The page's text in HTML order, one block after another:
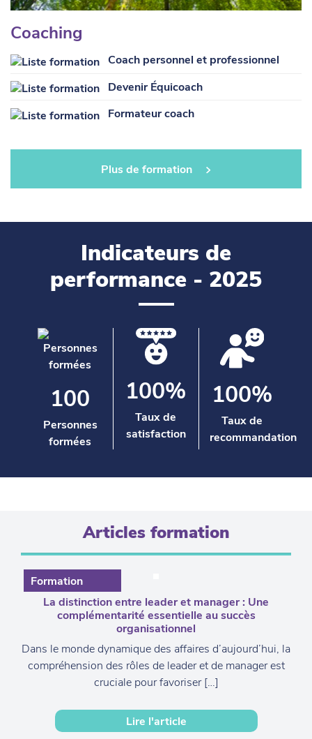
Coaching
Coach personnel et professionnel
Devenir Équicoach
Formateur coach
Plus de formation
Indicateurs de
performance - 2025
100
Personnes
formées
100%
Taux de
satisfaction
100%
Taux de
recommandation
Articles formation
Formation
La distinction entre leader et manager : Une
complémentarité essentielle au succès
organisationnel
Dans le monde dynamique des affaires d’aujourd’hui, la
compréhension des rôles de leader et de manager est
cruciale pour favoriser […]
Lire l'article